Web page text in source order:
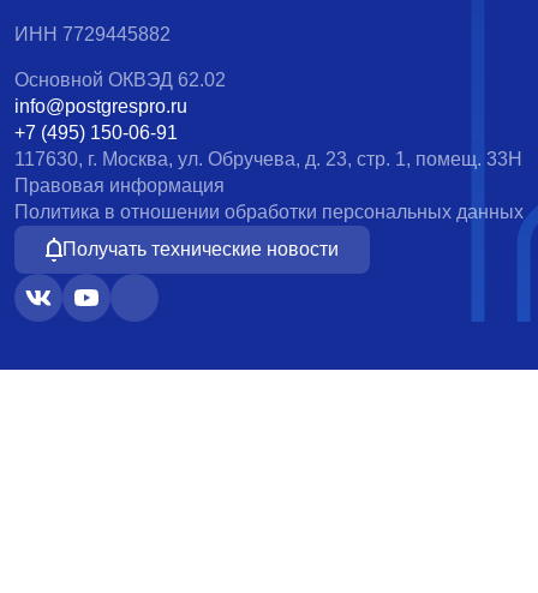
ИНН 7729445882
Основной ОКВЭД 62.02
info@postgrespro.ru
+7 (495) 150-06-91
117630, г. Москва, ул. Обручева, д. 23, стр. 1, помещ. 33Н
Правовая информация
Политика в отношении обработки персональных данных
Получать технические новости